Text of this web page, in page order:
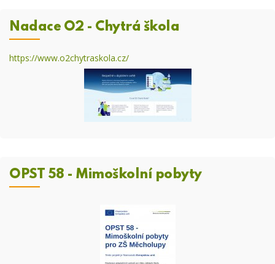
Nadace O2 - Chytrá škola
https://www.o2chytraskola.cz/
OPST 58 - Mimoškolní pobyty